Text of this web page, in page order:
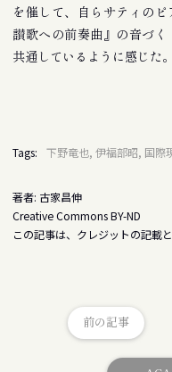
を催して、自らサティの
讃歌への前奏曲』の音づ
共通しているように感じた。
Tags: 下野竜也, 伊福部昭, 国際
著者: 古家昌伸
Creative Commons BY-ND
この記事は、クレジットの記載
前の記事